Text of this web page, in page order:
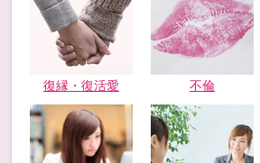
復縁・復活愛 不倫